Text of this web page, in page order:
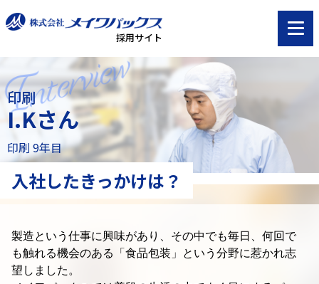
採用サイト
印刷
I.Kさん
印刷 9年目
入社したきっかけは？
製造という仕事に興味があり、その中でも毎日、 何回で
も触れる機会のある「食品包装」という分野に惹かれ志
望しました。